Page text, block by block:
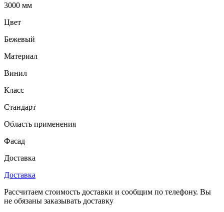
3000 мм
Цвет
Бежевый
Материал
Винил
Класс
Стандарт
Область применения
Фасад
Доставка
Доставка
Рассчитаем стоимость доставки и сообщим по телефону. Вы
не обязаны заказывать доставку